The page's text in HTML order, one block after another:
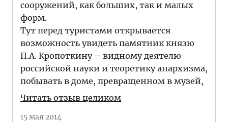
сооружений, как больших, так и малых
форм.
Тут перед туристами открывается
возможность увидеть памятник князю
П.А. Кропоткину – видному деятелю
российской науки и теоретику анархизма,
побывать в доме, превращенном в музей,
Читать отзыв целиком
15 мая 2014